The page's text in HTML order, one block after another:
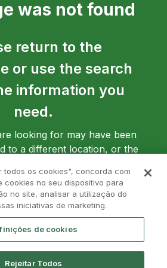
was not found
return to the
or use the search
information you
need.
looking for may have been
to a different location, or the
todos os cookies", concorda com
cookies no seu dispositivo para
no site, analisar a utilização do
iniciativas de marketing.
de cookies
Rejeitar Todos